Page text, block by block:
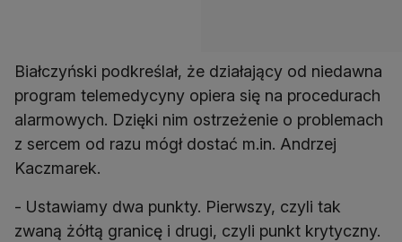
Białczyński podkreślał, że działający od niedawna
program telemedycyny opiera się na procedurach
alarmowych. Dzięki nim ostrzeżenie o problemach
z sercem od razu mógł dostać m.in. Andrzej
Kaczmarek.
- Ustawiamy dwa punkty. Pierwszy, czyli tak
zwaną żółtą granicę i drugi, czyli punkt krytyczny.